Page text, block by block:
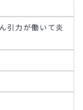
引力が働いて炎